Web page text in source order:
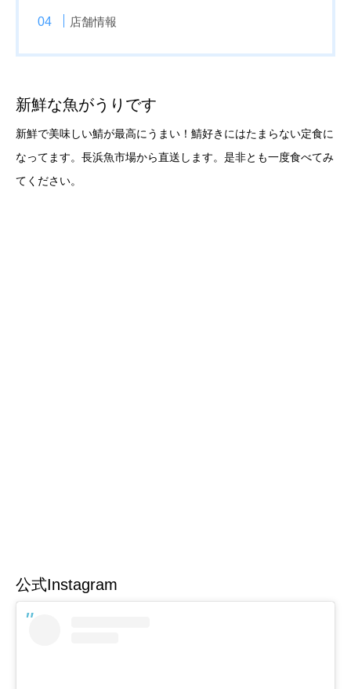
店舗情報
新鮮な魚がうりです
新鮮で美味しい鯖が最高にうまい！鯖好きにはたまらない定食に
なってます。長浜魚市場から直送します。是非とも一度食べてみ
てください。
公式Instagram